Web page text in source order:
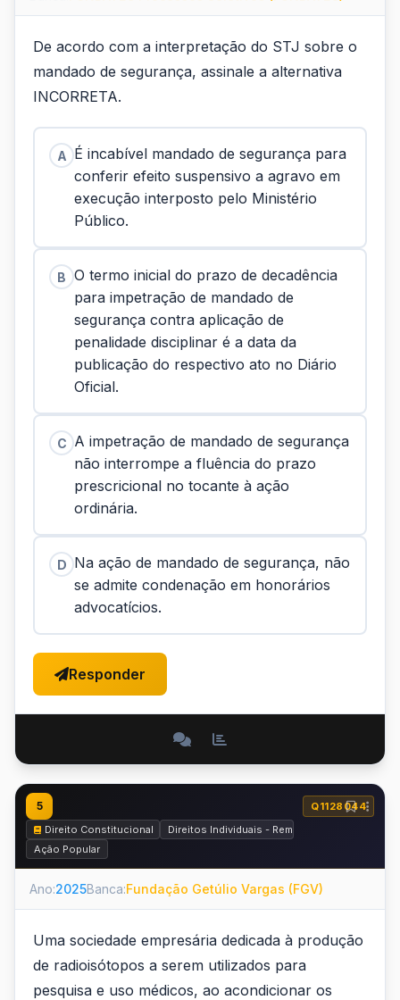
De acordo com a interpretação do STJ sobre o
mandado de segurança, assinale a alternativa
INCORRETA.
A É incabível mandado de segurança para
conferir efeito suspensivo a agravo em
execução interposto pelo Ministério
Público.
B O termo inicial do prazo de decadência
para impetração de mandado de
segurança contra aplicação de
penalidade disciplinar é a data da
publicação do respectivo ato no Diário
Oficial.
C A impetração de mandado de segurança
não interrompe a fluência do prazo
prescricional no tocante à ação
ordinária.
D Na ação de mandado de segurança, não
se admite condenação em honorários
advocatícios.
Responder
5
Q1128044
Direito Constitucional
Direitos Individuais - Remédios
Ação Popular
Ano:2025Banca:Fundação Getúlio Vargas (FGV)
Uma sociedade empresária dedicada à produção
de radioisótopos a serem utilizados para
pesquisa e uso médicos, ao acondicionar os